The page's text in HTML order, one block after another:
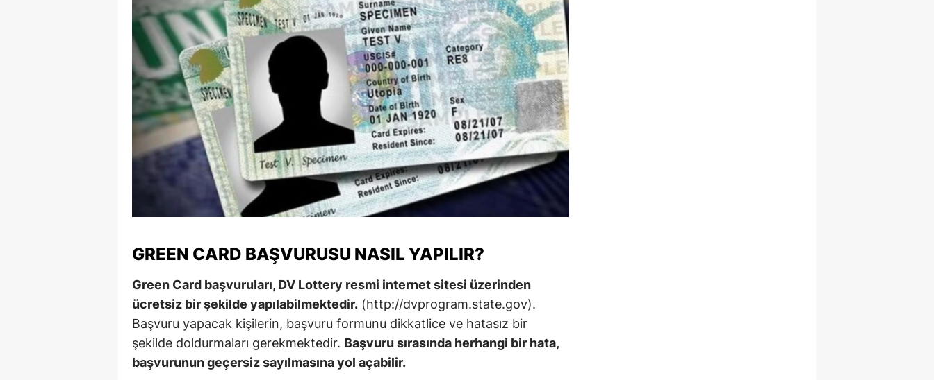
Ordu
Rize
Sakarya
Samsun
Siirt
Sinop
Sivas
Tekirdağ
Trabzon
Tunceli
Şanlıurfa
Uşak
GREEN CARD BAŞVURUSU NASIL YAPILIR?
Green Card başvuruları, DV Lottery resmi internet sitesi üzerinden
ücretsiz bir şekilde yapılabilmektedir. (http://dvprogram.state.gov).
Başvuru yapacak kişilerin, başvuru formunu dikkatlice ve hatasız bir
şekilde doldurmaları gerekmektedir. Başvuru sırasında herhangi bir hata,
başvurunun geçersiz sayılmasına yol açabilir.